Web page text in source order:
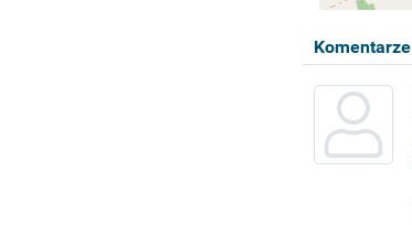
Komentarze